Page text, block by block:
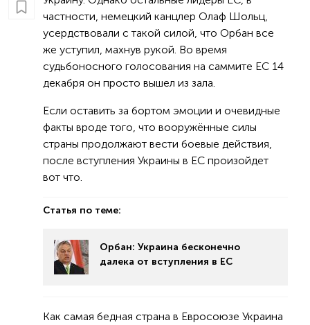
частности, немецкий канцлер Олаф Шольц,
усердствовали с такой силой, что Орбан все
же уступил, махнув рукой. Во время
судьбоносного голосования на саммите ЕС 14
декабря он просто вышел из зала.
Если оставить за бортом эмоции и очевидные
факты вроде того, что вооружённые силы
страны продолжают вести боевые действия,
после вступления Украины в ЕС произойдет
вот что.
Статья по теме:
Орбан: Украина бесконечно
далека от вступления в ЕС
Как самая бедная страна в Евросоюзе Украина